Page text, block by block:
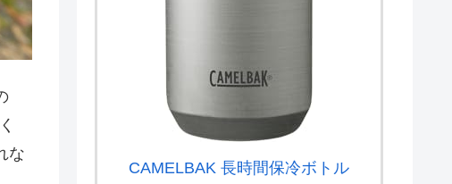
な
CAMELBAK 長時間保冷ボトル